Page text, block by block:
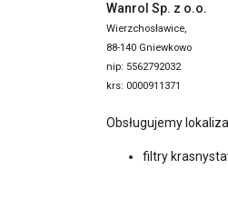
Wanrol Sp. z o.o.
Wierzchosławice,
88-140 Gniewkowo
nip: 5562792032
krs: 0000911371
Obsługujemy
filtry